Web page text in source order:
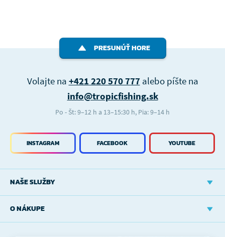
PRESUNÚŤ HORE
NAŠE SLUŽBY
O NÁKUPE
INSTAGRAM FACEBOOK YOUTUBE
Volajte na +421 220 570 777alebo píšte na
info@tropicfishing.sk
Po - Št: 9–12 h a 13–15:30 h, Pia: 9–14 h